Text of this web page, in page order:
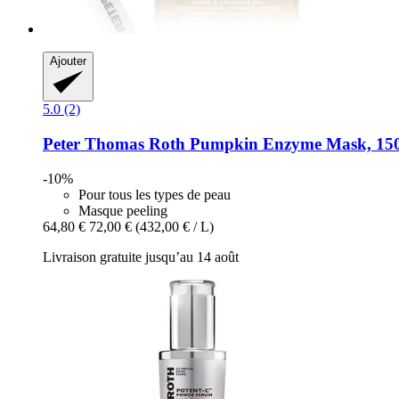
Ajouter
5.0 (2)
Peter Thomas Roth Pumpkin Enzyme Mask,
-10%
Pour tous les types de peau
Masque peeling
64,80 € 72,00 € (432,00 € / L)
Livraison gratuite jusqu’au 14 août